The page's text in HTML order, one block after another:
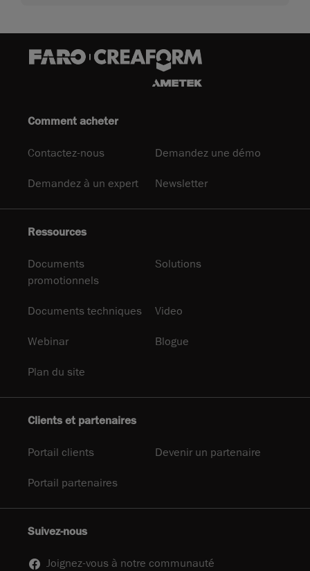
Comment acheter
Contactez-nous Demandez une démo
Demandez à un expert Newsletter
Ressources
Documents
promotionnels
Solutions
Documents techniques Video
Webinar Blogue
Plan du site
Clients et partenaires
Portail clients Devenir un partenaire
Portail partenaires
Suivez-nous
Joignez-vous à notre communauté